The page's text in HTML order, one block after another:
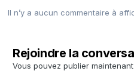
Il n’y a aucun commentaire à
Rejoindre la
Vous pouvez publier